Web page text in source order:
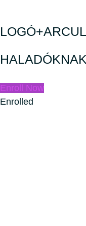
HALADÓKNAK
Enroll Now
Enrolled